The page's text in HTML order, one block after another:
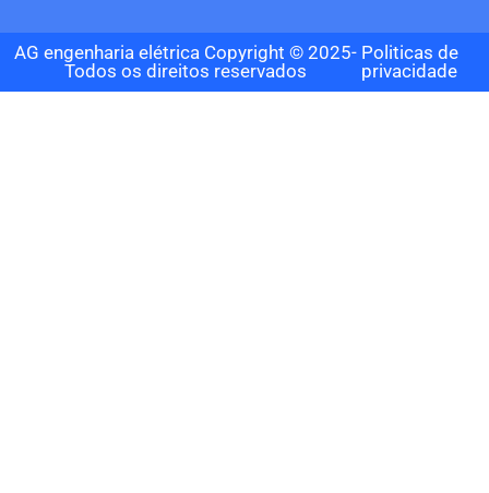
AG engenharia elétrica Copyright © 2025-
Todos os direitos reservados
Politicas de
privacidade